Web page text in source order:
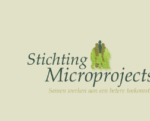
inhoud